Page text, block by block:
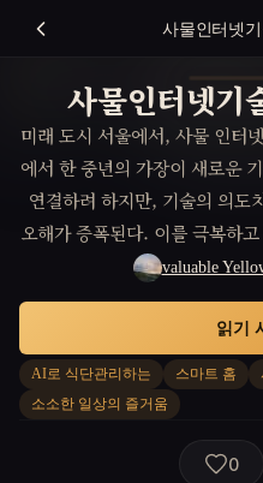
사물인터넷
사물인터넷기
미래 도시 서울에서, 사물 인터
에서 한 중년의 가장이 새로운
연결하려 하지만, 기술의 의도
오해가 증폭된다. 이를 극복하
해 그는 기술과 인간
valuable
AI로 식단관리하는 스마트 홈
소소한 일상의 즐거움
읽기
0